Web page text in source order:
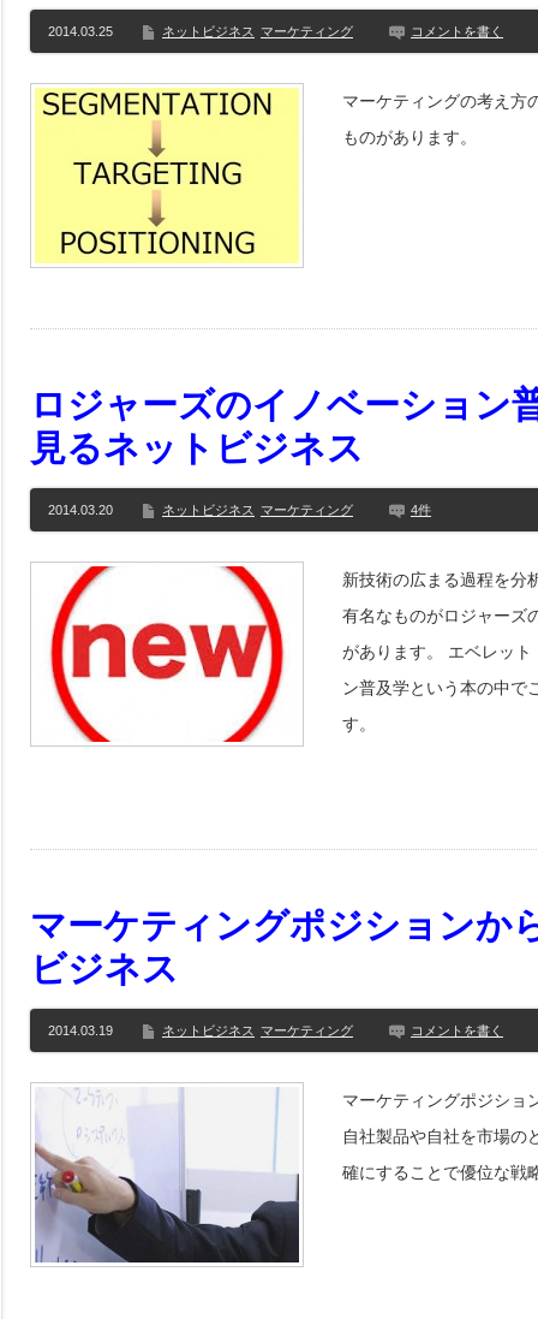
2014.03.25 ネットビジネス マーケティング コメントを書く
マーケティングの考え方
ものがあります。
ロジャーズのイノベーション
見るネットビジネス
2014.03.20 ネットビジネス マーケティング 4件
新技術の広まる過程を分
有名なものがロジャーズ
があります。 エベレッ
ン普及学という本の中で
す。
マーケティングポジションか
ビジネス
2014.03.19 ネットビジネス マーケティング コメントを書く
マーケティングポジショ
自社製品や自社を市場の
確にすることで優位な戦